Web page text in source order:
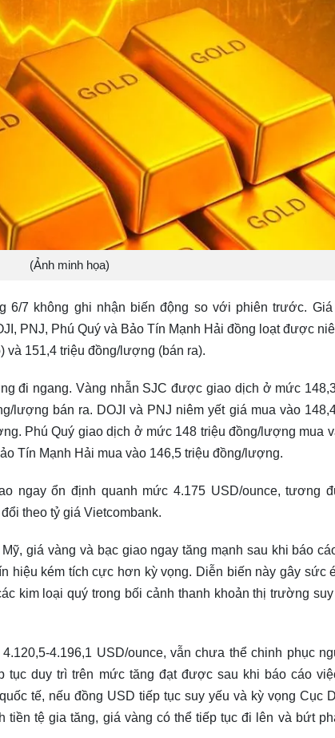
(Ảnh minh họa)
6/7 không ghi nhận biến động so với phiên trước. Giá
PNJ, Phú Quý và Bảo Tín Mạnh Hải đồng loạt được
151,4 triệu đồng/lượng (bán ra).
đi ngang. Vàng nhẫn SJC được giao dịch ở mức
lượng bán ra. DOJI và PNJ niêm yết giá mua vào
Phú Quý giao dịch ở mức 148 triệu đồng/lượng mua
Tín Mạnh Hải mua vào 146,5 triệu đồng/lượng.
ngay ổn định quanh mức 4.175 USD/ounce, tương
theo tỷ giá Vietcombank.
giá vàng và bạc giao ngay tăng mạnh sau khi báo
hiệu kém tích cực hơn kỳ vọng. Diễn biến này gây sức
kim loại quý trong bối cảnh thanh khoản thị trường
4.196,1 USD/ounce, vẫn chưa thể chinh phục
tục duy trì trên mức tăng đạt được sau khi báo cáo
tế, nếu đồng USD tiếp tục suy yếu và kỳ vọng Cục
tiền tệ gia tăng, giá vàng có thể tiếp tục đi lên và bứt